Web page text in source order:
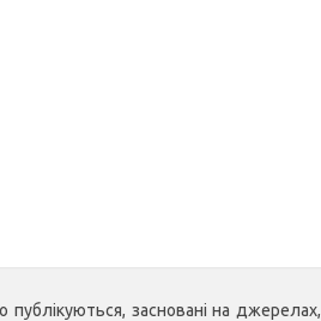
засновані на джерелах,